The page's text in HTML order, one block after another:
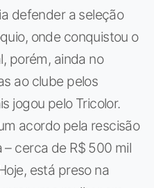
defender a seleção
onde conquistou o
porém, ainda no
ao clube pelos
jogou pelo Tricolor.
acordo pela rescisão
cerca de R$ 500 mil
está preso na